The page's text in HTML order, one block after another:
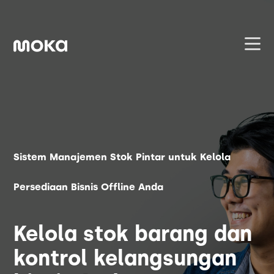
Moka Order
Manajemen Pelanggan
Capital
Blog
Sistem Manajemen Stok Pintar untuk Kelola
Persediaan Bisnis Offline Anda
Kelola stok barang dan
kontrol kelangsungan